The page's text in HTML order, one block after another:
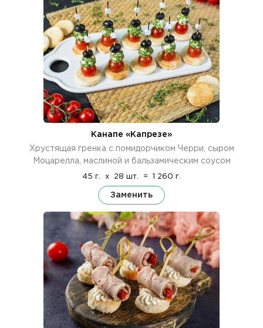
Канапе «Капрезе»
Хрустящая гренка с помидорчиком Черри, сыром
Моцарелла, маслиной и бальзамическим соусом
45 г. x 28 шт. = 1 260 г.
Заменить